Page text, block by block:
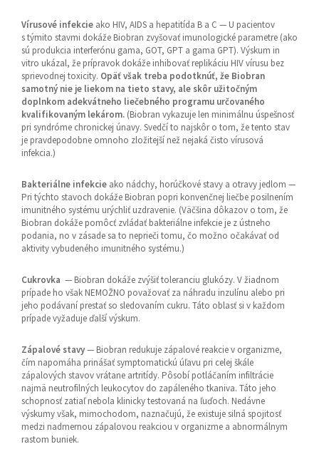
Vírusové infekcie ako HIV, AIDS a hepatitída B a C — U pacientov
s týmito stavmi dokáže Biobran zvyšovať imunologické parametre (ako
sú produkcia interferónu gama, GOT, GPT a gama GPT). Výskum in
vitro ukázal, že prípravok dokáže inhibovať replikáciu HIV vírusu bez
sprievodnej toxicity. Opäť však treba podotknúť, že Biobran
samotný nie je liekom na tieto stavy, ale skôr užitočným
doplnkom adekvátneho liečebného programu určovaného
kvalifikovaným lekárom. (Biobran vykazuje len minimálnu úspešnosť
pri syndróme chronickej únavy. Svedčí to najskôr o tom, že tento stav
je pravdepodobne omnoho zložitejší než nejaká čisto vírusová
infekcia.)
Bakteriálne infekcie ako nádchy, horúčkové stavy a otravy jedlom —
Pri týchto stavoch dokáže Biobran popri konvenčnej liečbe posilnením
imunitného systému urýchliť uzdravenie. (Väčšina dôkazov o tom, že
Biobran dokáže pomôcť zvládať bakteriálne infekcie je z ústneho
podania, no v zásade sa to neprieči tomu, čo možno očakávať od
aktivity vybudeného imunitného systému.)
Cukrovka — Biobran dokáže zvýšiť toleranciu glukózy. V žiadnom
prípade ho však NEMOŽNO považovať za náhradu inzulínu alebo pri
jeho podávaní prestať so sledovaním cukru. Táto oblasť si v každom
prípade vyžaduje ďalší výskum.
Zápalové stavy— Biobran redukuje zápalové reakcie v organizme,
čím napomáha prinášať symptomatickú úľavu pri celej škále
zápalových stavov vrátane artritídy. Pôsobí potláčaním infiltrácie
najmä neutrofilných leukocytov do zapáleného tkaniva. Táto jeho
schopnosť zatiaľ nebola klinicky testovaná na ľuďoch. Nedávne
výskumy však, mimochodom, naznačujú, že existuje silná spojitosť
medzi nadmernou zápalovou reakciou v organizme a abnormálnym
rastom buniek.